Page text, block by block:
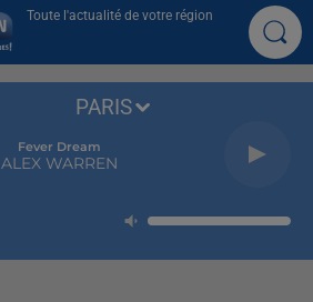
Toute l'actualité de votre région
Fever Dream
ALEX WARREN
PARIS